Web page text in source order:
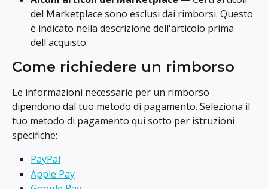
del Marketplace sono esclusi dai rimborsi. Questo
è indicato nella descrizione dell'articolo prima
dell'acquisto.
Come richiedere un rimborso
Le informazioni necessarie per un rimborso
dipendono dal tuo metodo di pagamento. Seleziona il
tuo metodo di pagamento qui sotto per istruzioni
specifiche:
PayPal
Apple Pay